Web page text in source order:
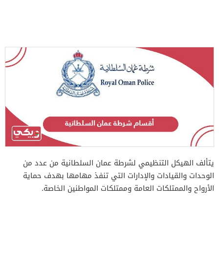
يتألف الهيكل التنظيمي لشرطة عمان السلطانية من عدد من
الوحدات والقيادات والإدارات التي تنفذ مهامها بهدف حماية
الأرواح والممتلكات العامة وممتلكات المواطنين الخاصة.